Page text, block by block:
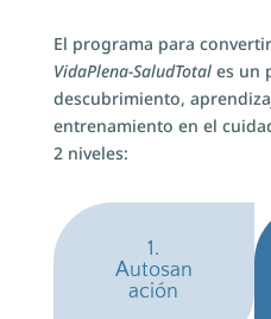
El programa para
VidaPlena-SaludTotales un
descubrimiento,
entrenamiento en el
2 niveles:
1.
Autosan
ación